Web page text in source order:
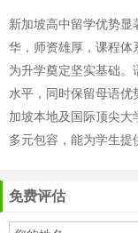
新加坡高中留学优势
华，师资雄厚，课程体
为升学奠定坚实基础
水平，同时保留母语优
加坡本地及国际顶尖
多元包容，能为学生提
免费评估